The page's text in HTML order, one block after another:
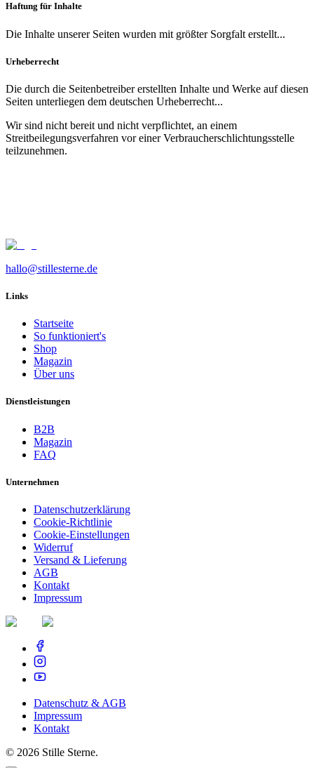
Haftung für Inhalte
Die Inhalte unserer Seiten wurden mit größter Sorgfalt erstellt...
Urheberrecht
Die durch die Seitenbetreiber erstellten Inhalte und Werke auf diesen
Seiten unterliegen dem deutschen Urheberrecht...
Wir sind nicht bereit und nicht verpflichtet, an einem
Streitbeilegungsverfahren vor einer Verbraucherschlichtungsstelle
teilzunehmen.
hallo@stillesterne.de
Links
Startseite
So funktioniert's
Shop
Magazin
Über uns
Dienstleistungen
B2B
Magazin
FAQ
Unternehmen
Datenschutzerklärung
Cookie-Richtlinie
Cookie-Einstellungen
Widerruf
Versand & Lieferung
AGB
Kontakt
Impressum
Datenschutz & AGB
Impressum
Kontakt
© 2026 Stille Sterne.